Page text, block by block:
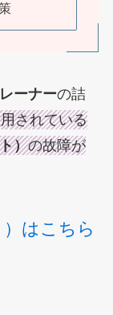
ーナーの詰
されている
）の故障が
はこちら